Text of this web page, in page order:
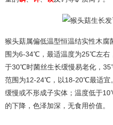
猴头菇属偏低温型恒温结实性木
围为6-34℃，最适温度为25℃左右
于30℃时菌丝生长缓慢易老化，
范围为12-24℃，以18-20℃最适宜
缓慢或不形成子实体；温度低于
的下降，色泽加深，无食用价值。